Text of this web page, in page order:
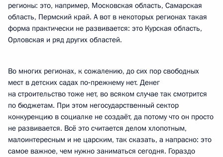
регионы: это, например, Московская область, Самарская
область, Пермский край. А вот в некоторых регионах такая
форма практически не развивается: это Курская область,
Орловская и ряд других областей.
Во многих регионах, к сожалению, до сих пор свободных
мест в детских садах по‑прежнему нет. Денег
на строительство тоже нет, во всяком случае так смотрится
по бюджетам. При этом негосударственный сектор
конкуренцию в социалке не создаёт, да потому что он просто
не развивается. Всё это считается делом хлопотным,
малоинтересным и не царским, так сказать, а напрасно: это
самое важное, чем нужно заниматься сегодня. Гораздо